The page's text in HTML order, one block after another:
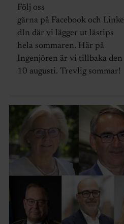
Följ oss
gärna på Facebook och Linke
dIn där vi lägger ut lästips
hela sommaren. Här på
Ingenjören är vi tillbaka den
10 augusti. Trevlig sommar!